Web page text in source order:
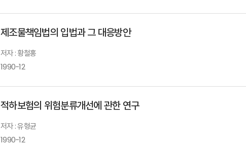
제조물책임법의 입법과 그 대응방안
저자 : 황철홍
1990-12
적하보험의 위험분류개선에 관한 연구
저자 : 유형균
1990-12